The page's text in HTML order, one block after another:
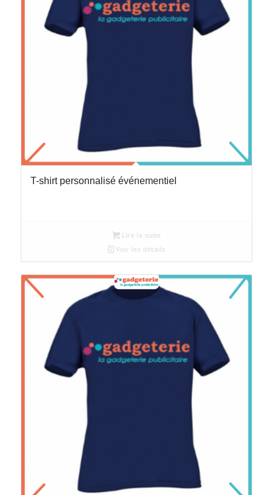
T-shirt personnalisé événementiel
Lire la suite
Voir les détails